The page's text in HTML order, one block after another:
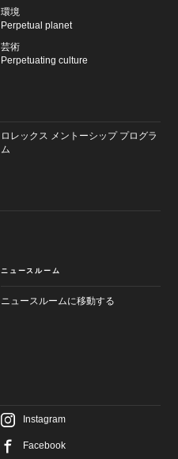
環境
Perpetual planet
芸術
Perpetuating culture
ロレックス メントーシップ プログラ
ム
ニュースルーム
ニュースルームに移動する
Instagram
Facebook